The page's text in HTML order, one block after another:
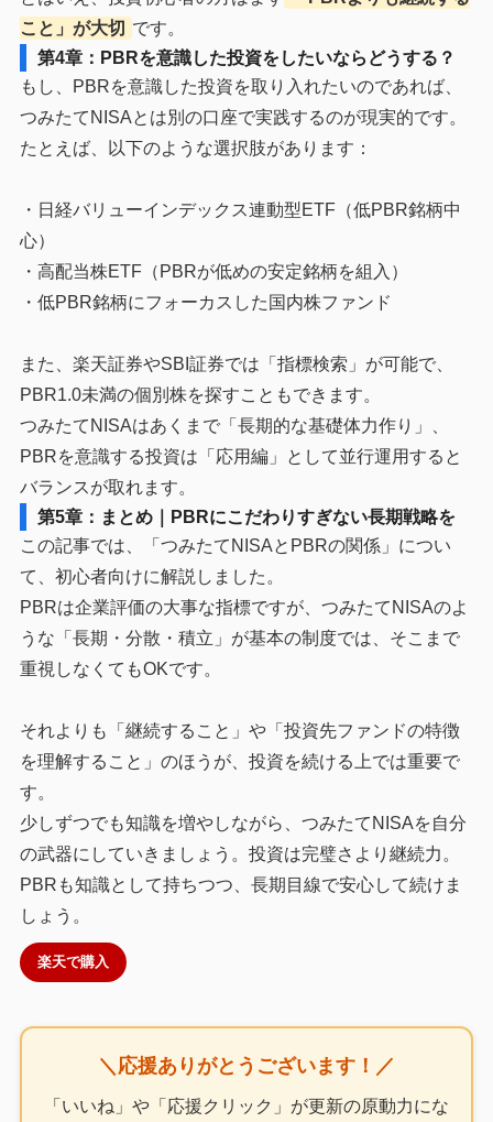
こと」が大切 です。
第4章：PBRを意識した投資をしたいならどうする？
もし、PBRを意識した投資を取り入れたいのであれば、
つみたてNISAとは別の口座で実践するのが現実的です。
たとえば、以下のような選択肢があります：
・日経バリューインデックス連動型ETF（低PBR銘柄中
心）
・高配当株ETF（PBRが低めの安定銘柄を組入）
・低PBR銘柄にフォーカスした国内株ファンド
また、楽天証券やSBI証券では「指標検索」が可能で、
PBR1.0未満の個別株を探すこともできます。
つみたてNISAはあくまで「長期的な基礎体力作り」、
PBRを意識する投資は「応用編」として並行運用すると
バランスが取れます。
第5章：まとめ｜PBRにこだわりすぎない長期戦略を
この記事では、「つみたてNISAとPBRの関係」につい
て、初心者向けに解説しました。
PBRは企業評価の大事な指標ですが、つみたてNISAのよ
うな「長期・分散・積立」が基本の制度では、そこまで
重視しなくてもOKです。
それよりも「継続すること」や「投資先ファンドの特徴
を理解すること」のほうが、投資を続ける上では重要で
す。
少しずつでも知識を増やしながら、つみたてNISAを自分
の武器にしていきましょう。投資は完璧さより継続力。
PBRも知識として持ちつつ、長期目線で安心して続けま
しょう。
楽天で購入
＼応援ありがとうございます！／
「いいね」や「応援クリック」が更新の原動力にな